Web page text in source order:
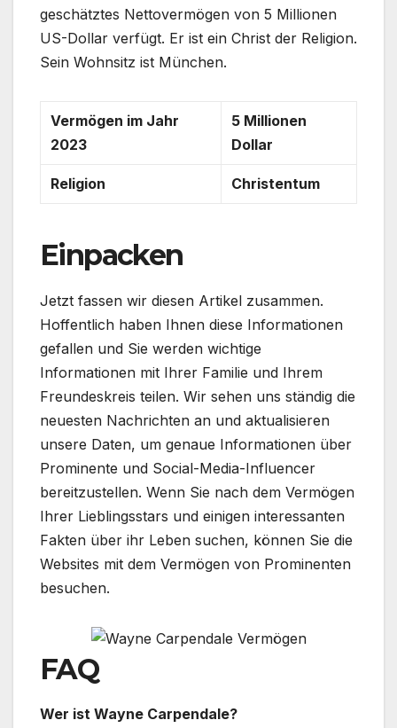
geschätztes Nettovermögen von 5 Millionen
US-Dollar verfügt. Er ist ein Christ der Religion.
Sein Wohnsitz ist München.
Vermögen im Jahr
2023
5 Millionen
Dollar
Religion Christentum
Einpacken
Jetzt fassen wir diesen Artikel zusammen.
Hoffentlich haben Ihnen diese Informationen
gefallen und Sie werden wichtige
Informationen mit Ihrer Familie und Ihrem
Freundeskreis teilen. Wir sehen uns ständig die
neuesten Nachrichten an und aktualisieren
unsere Daten, um genaue Informationen über
Prominente und Social-Media-Influencer
bereitzustellen. Wenn Sie nach dem Vermögen
Ihrer Lieblingsstars und einigen interessanten
Fakten über ihr Leben suchen, können Sie die
Websites mit dem Vermögen von Prominenten
besuchen.
FAQ
Wer ist Wayne Carpendale?